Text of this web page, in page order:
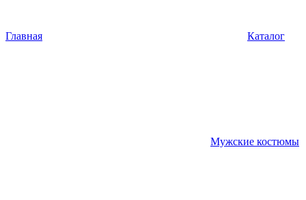
Главная Каталог
Мужские костюмы